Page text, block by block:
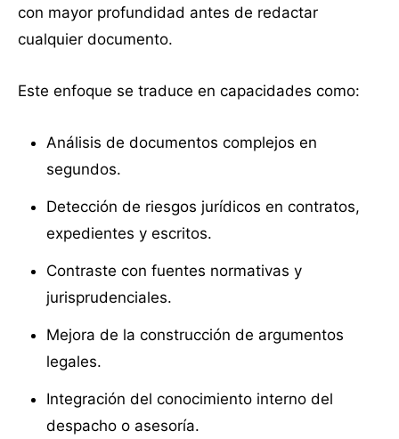
con mayor profundidad antes de redactar
cualquier documento.
Este enfoque se traduce en capacidades como:
Análisis de documentos complejos en
segundos.
Detección de riesgos jurídicos en contratos,
expedientes y escritos.
Contraste con fuentes normativas y
jurisprudenciales.
Mejora de la construcción de argumentos
legales.
Integración del conocimiento interno del
despacho o asesoría.